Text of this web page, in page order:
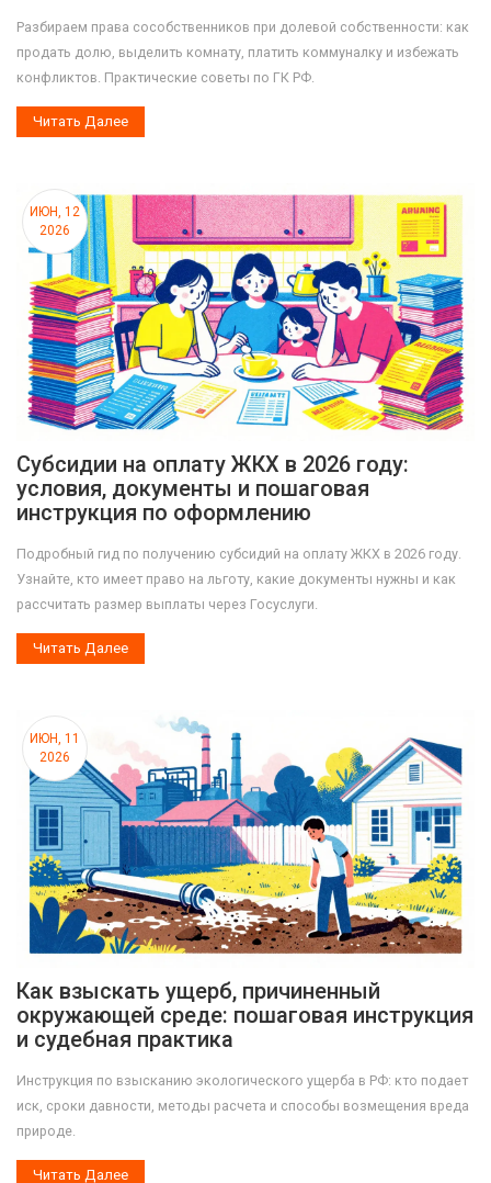
Разбираем права сособственников при долевой собственности: как
продать долю, выделить комнату, платить коммуналку и избежать
конфликтов. Практические советы по ГК РФ.
Читать Далее
ИЮН, 12
2026
Субсидии на оплату ЖКХ в 2026 году:
условия, документы и пошаговая
инструкция по оформлению
Подробный гид по получению субсидий на оплату ЖКХ в 2026 году.
Узнайте, кто имеет право на льготу, какие документы нужны и как
рассчитать размер выплаты через Госуслуги.
Читать Далее
ИЮН, 11
2026
Как взыскать ущерб, причиненный
окружающей среде: пошаговая инструкция
и судебная практика
Инструкция по взысканию экологического ущерба в РФ: кто подает
иск, сроки давности, методы расчета и способы возмещения вреда
природе.
Читать Далее